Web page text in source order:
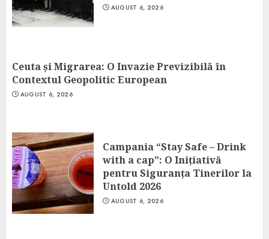
AUGUST 6, 2026
Ceuta și Migrarea: O Invazie Previzibilă în
Contextul Geopolitic European
AUGUST 6, 2026
Campania “Stay Safe – Drink
with a cap”: O Inițiativă
pentru Siguranța Tinerilor la
Untold 2026
AUGUST 6, 2026